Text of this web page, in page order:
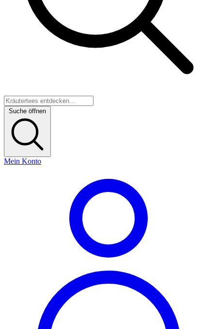
Suche öffnen
Mein Konto